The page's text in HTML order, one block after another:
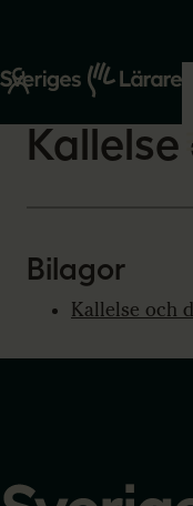
Start
Om oss
2026-02-19
Bilagor
Kallelse och
startsidan